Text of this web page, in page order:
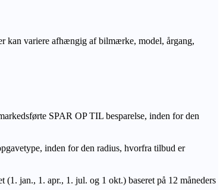
kan variere afhængig af bilmærke, model, årgang,
SPAR OP TIL besparelse, inden for den
inden for den radius, hvorfra tilbud er
jan., 1. apr., 1. jul. og 1 okt.) baseret på 12 måneders